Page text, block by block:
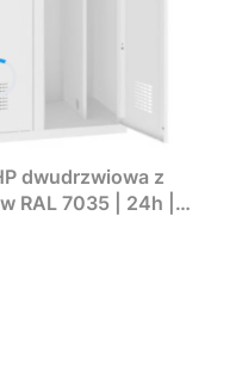
dwudrzwiowa z
RAL 7035 | 24h |